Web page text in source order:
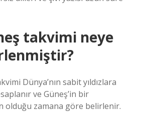
takvimi neye
Dünya’nın sabit yıldızlara
ve Güneş’in bir
olduğu zamana göre belirlenir.